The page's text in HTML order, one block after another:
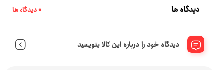
دیدگاه ها 0 دیدگاه ها
دیدگاه خود را درباره این کالا بنویسید